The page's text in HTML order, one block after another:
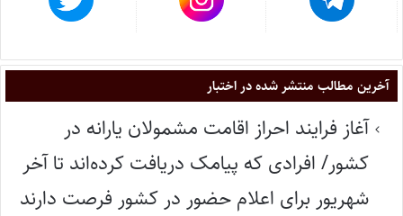
آخرین مطالب منتشر شده در اختبار
آغاز فرایند احراز اقامت مشمولان یارانه در
کشور/ افرادی که پیامک دریافت کرده‌اند تا آخر
شهریور برای اعلام حضور در کشور فرصت دارند